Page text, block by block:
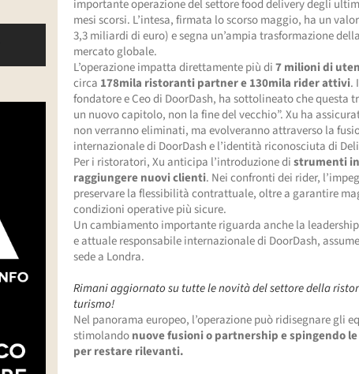
importante operazione del settore food delivery degli
mesi scorsi. L’intesa, firmata lo scorso maggio, ha un
3,3 miliardi di euro) e segna un’ampia trasformazione
mercato globale.
L’operazione impatta direttamente più di7 milioni di
circa 178mila ristoranti partner e 130mila rider attivi.
fondatore e Ceo di DoorDash, ha sottolineato che questa
un nuovo capitolo, non la fine del vecchio”. Xu ha
non verranno eliminati, ma evolveranno attraverso la
internazionale di DoorDash e l’identità riconosciuta di
Per i ristoratori, Xu anticipa l’introduzione distrumenti
raggiungere nuovi clienti. Nei confronti dei rider,
preservare la flessibilità contrattuale, oltre a garantire
condizioni operative più sicure.
Un cambiamento importante riguarda anche la
e attuale responsabile internazionale di DoorDash,
sede a Londra.
Rimani aggiornato su tutte le novità del settore della
turismo!
Nel panorama europeo, l’operazione può ridisegnare gli
stimolandonuove fusioni o partnership e spingendo
per restare rilevanti.